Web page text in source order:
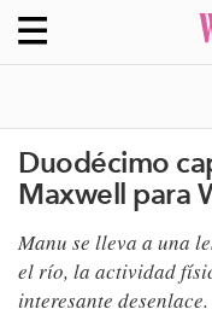
Duodécimo
Maxwell para
Manu se lleva a una
el río, la actividad
interesante desenlace.